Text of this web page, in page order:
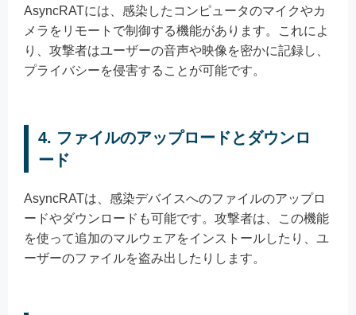
AsyncRATには、感染したコンピュータのマイクやカ
メラをリモートで制御する機能があります。これによ
り、攻撃者はユーザーの音声や映像を密かに記録し、
プライバシーを侵害することが可能です。
4. ファイルのアップロードとダウンロ
ード
AsyncRATは、感染デバイスへのファイルのアップロ
ードやダウンロードも可能です。攻撃者は、この機能
を使って追加のマルウェアをインストールしたり、ユ
ーザーのファイルを盗み出したりします。